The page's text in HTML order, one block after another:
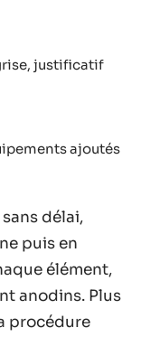
justificatif
ajoutés
délai,
puis en
élément,
anodins. Plus
procédure